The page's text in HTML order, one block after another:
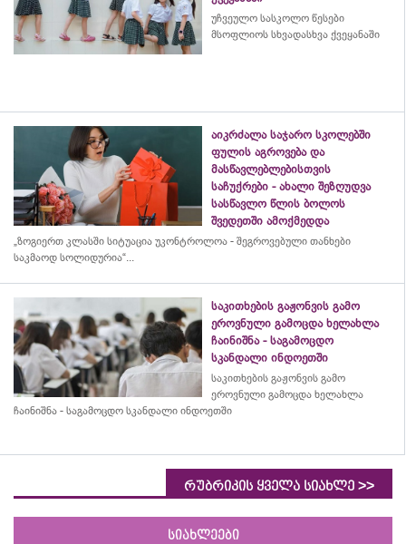
უჩვეულო სასკოლო წესები
მსოფლიოს სხვადასხვა ქვეყანაში
აიკრძალა საჯარო სკოლებში
ფულის აგროვება და
მასწავლებლებისთვის
საჩუქრები - ახალი შეზღუდვა
სასწავლო წლის ბოლოს
შვედეთში ამოქმედდა
„ზოგიერთ კლასში სიტუაცია უკონტროლოა - შეგროვებული თანხები
საკმაოდ სოლიდურია“...
საკითხების გაჟონვის გამო
ეროვნული გამოცდა ხელახლა
ჩაინიშნა - საგამოცდო
სკანდალი ინდოეთში
საკითხების გაჟონვის გამო
ეროვნული გამოცდა ხელახლა
ჩაინიშნა - საგამოცდო სკანდალი ინდოეთში
რუბრიკის ყველა სიახლე >>
სიახლეები